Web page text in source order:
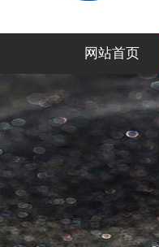
网站首页